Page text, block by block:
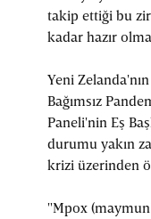
takip ettiği bu
kadar hazır
Yeni
Bağımsız
Paneli'nin Eş
durumu yakın
krizi üzerinden
"Mpox